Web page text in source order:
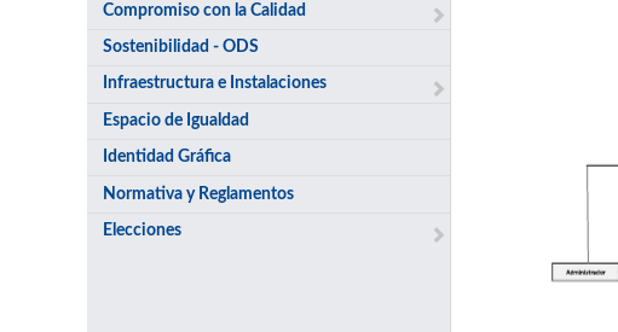
Compromiso con la Calidad
Sostenibilidad - ODS
Infraestructura e Instalaciones
Espacio de Igualdad
Identidad Gráfica
Normativa y Reglamentos
Elecciones